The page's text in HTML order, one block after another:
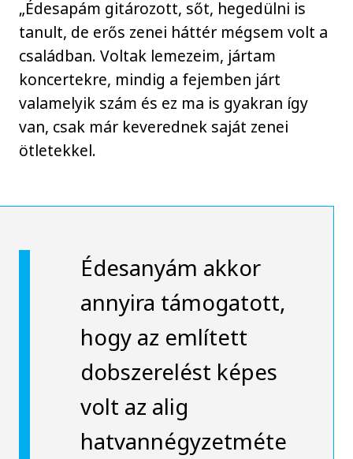
„Édesapám gitározott, sőt, hegedülni is
tanult, de erős zenei háttér mégsem volt a
családban. Voltak lemezeim, jártam
koncertekre, mindig a fejemben járt
valamelyik szám és ez ma is gyakran így
van, csak már keverednek saját zenei
ötletekkel.
Édesanyám akkor
annyira támogatott,
hogy az említett
dobszerelést képes
volt az alig
hatvannégyzetméte